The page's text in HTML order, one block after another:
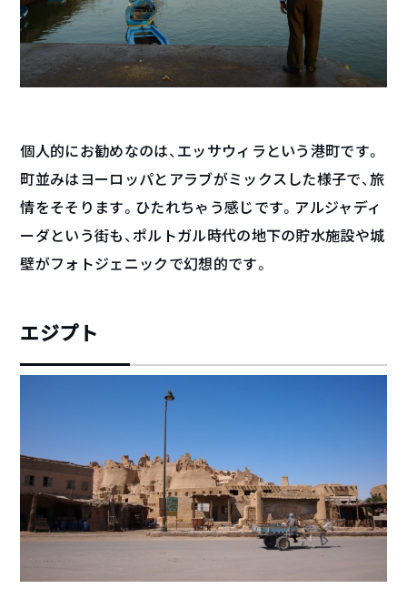
個人的にお勧めなのは、エッサウィラという港町です。
町並みはヨーロッパとアラブがミックスした様子で、旅
情をそそります。ひたれちゃう感じです。アルジャディ
ーダという街も、ポルトガル時代の地下の貯水施設や城
壁がフォトジェニックで幻想的です。
エジプト